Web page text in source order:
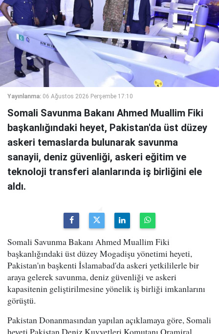
Yayınlanma: 06 Ağustos 2026 Perşembe 17:10
Somali Savunma Bakanı Ahmed Muallim Fiki
başkanlığındaki heyet, Pakistan'da üst düzey
askeri temaslarda bulunarak savunma
sanayii, deniz güvenliği, askeri eğitim ve
teknoloji transferi alanlarında iş birliğini ele
aldı.
Somali Savunma Bakanı Ahmed Muallim Fiki
başkanlığındaki üst düzey Mogadişu yönetimi heyeti,
Pakistan'ın başkenti İslamabad'da askeri yetkililerle bir
araya gelerek savunma, deniz güvenliği ve askeri
kapasitenin geliştirilmesine yönelik iş birliği imkanlarını
görüştü.
Pakistan Donanmasından yapılan açıklamaya göre, Somali
heyeti Pakistan Deniz Kuvvetleri Komutanı Oramiral